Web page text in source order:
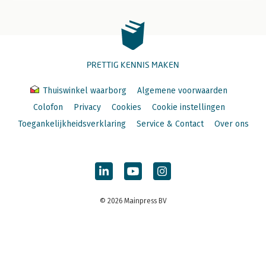
PRETTIG KENNIS MAKEN
Thuiswinkel waarborg
Algemene voorwaarden
Colofon
Privacy Cookies
Cookie instellingen
Toegankelijkheidsverklaring
Service & Contact Over ons
© 2026 Mainpress BV